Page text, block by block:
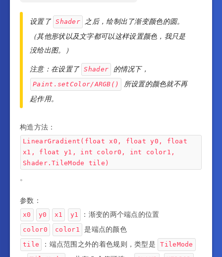
设置了 Shader
之后，绘制出了渐变颜色的圆。
（其他形状以及文字都可以这样设置颜色，我只是
没给出图。）
注意：在设置了 Shader 的情况下，
Paint.setColor/ARGB()
所设置的颜色就不再
起作用。
构造方法：
LinearGradient(float x0, float y0, float
x1, float y1, int color0, int color1,
Shader.TileMode tile)
。
参数：
x0 y0 x1 y1 ：渐变的两个端点的位置
color0 color1 是端点的颜色
tile ：端点范围之外的着色规则，类型是 TileMode